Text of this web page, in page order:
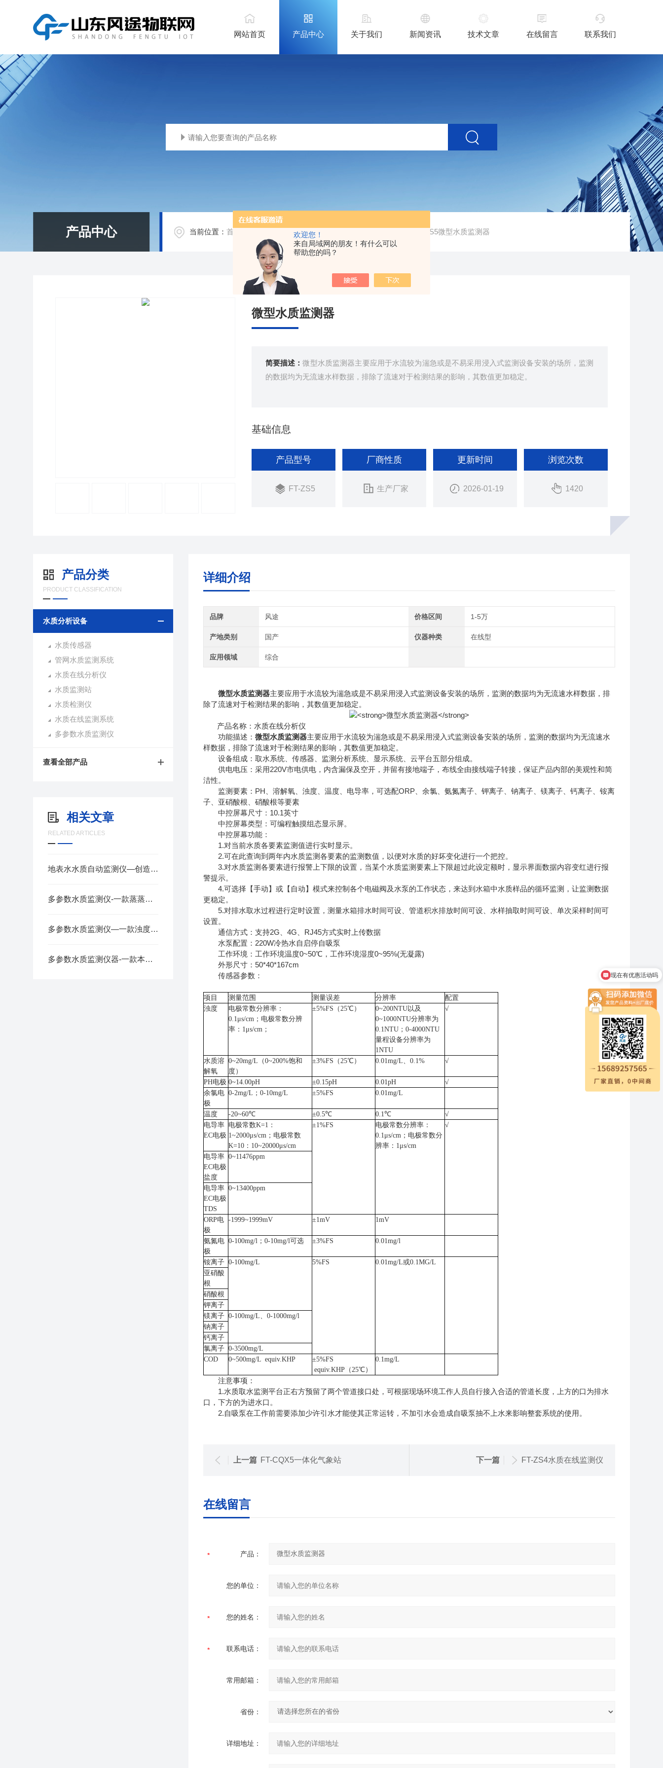
欢迎您！
来自局域网的朋友！有什么可以
帮助您的吗？
网站首页 产品中心 关于我们 新闻资讯 技术文章 在线留言 联系我们
产品中心 当前位置：首页 水质分析设备 / FT-ZS5微型水质监测器
微型水质监测器
简要描述：微型水质监测器主要应用于水流较为湍急或是不易采用浸入式监测设备安装的场所，监测
的数据均为无流速水样数据，排除了流速对于检测结果的影响，其数值更加稳定。
基础信息
产品型号
FT-ZS5
厂商性质
生产厂家
更新时间
2026-01-19
浏览次数
1420
产品分类
PRODUCT CLASSIFICATION
水质分析设备
水质传感器
管网水质监测系统
水质在线分析仪
水质监测站
水质检测仪
水质在线监测系统
多参数水质监测仪
查看全部产品
相关文章
RELATED ARTICLES
地表水水质自动监测仪—创造一个更清洁、更健康的环境@2024顺丰发货
多参数水质监测仪-一款蒸蒸日上的水质在线监测系统@2022已更新
多参数水质监测仪—一款浊度溶解氧PH三参数在线监测仪@2023已更新
多参数水质监测仪器-一款本领高强的水质在线分析仪@风途厂家新发布
详细介绍
品牌 风途 价格区间 1-5万
产地类别 国产 仪器种类 在线型
应用领域 综合
微型水质监测器主要应用于水流较为湍急或是不易采用浸入式监测设备安装的场所，监测的数据均为无流速水样数据，排
除了流速对于检测结果的影响，其数值更加稳定。
产品名称：水质在线分析仪
功能描述： 微型水质监测器主要应用于水流较为湍急或是不易采用浸入式监测设备安装的场所，监测的数据均为无流速水
样数据，排除了流速对于检测结果的影响，其数值更加稳定。
设备组成：取水系统、传感器、监测分析系统、显示系统、云平台五部分组成。
供电电压：采用220V市电供电，内含漏保及空开，并留有接地端子，布线全由接线端子转接，保证产品内部的美观性和简
洁性。
监测要素：PH、溶解氧、浊度、温度、电导率，可选配ORP、余氯、氨氮离子、钾离子、钠离子、镁离子、钙离子、铵离
子、亚硝酸根、硝酸根等要素
中控屏幕尺寸：10.1英寸
中控屏幕类型：可编程触摸组态显示屏。
中控屏幕功能：
1.对当前水质各要素监测值进行实时显示。
2.可在此查询到两年内水质监测各要素的监测数值，以便对水质的好坏变化进行一个把控。
3.对水质监测各要素进行报警上下限的设置，当某个水质监测要素上下限超过此设定额时，显示界面数据内容变红进行报
警提示。
4.可选择【手动】或【自动】模式来控制各个电磁阀及水泵的工作状态，来达到水箱中水质样品的循环监测，让监测数据
更稳定。
5.对排水取水过程进行定时设置，测量水箱排水时间可设、管道积水排放时间可设、水样抽取时间可设、单次采样时间可
设置。
通信方式：支持2G、4G、RJ45方式实时上传数据
水泵配置：220W冷热水自启停自吸泵
工作环境：工作环境温度0~50℃，工作环境湿度0~95%(无凝露)
外形尺寸：50*40*167cm
传感器参数：
项目 测量范围 测量误差 分辨率
配置
浊度
电极常数分辨率：
0.1μs/cm；电极常数分辨
率：1μs/cm；
±5%FS（25℃）
0~200NTU以及
0~1000NTU分辨率为
0.1NTU；0-4000NTU
量程设备分辨率为
1NTU
√
水质溶
解氧
0~20mg/L（0~200%饱和
度）
±3%FS（25℃） 0.01mg/L、0.1% √
PH电极 0~14.00pH ±0.15pH 0.01pH
√
余氯电
极
0-2mg/L；0-10mg/L ±5%FS 0.01mg/L
温度 -20~60℃ ±0.5℃ 0.1℃
√
电导率
EC电极
电极常数K=1：
1~2000μs/cm；电极常数
K=10：10~20000μs/cm
±1%FS
电极常数分辨率：
0.1μs/cm；电极常数分
辨率：1μs/cm
√
电导率
EC电极
盐度
0~11476ppm
电导率
EC电极
TDS
0~13400ppm
ORP电
极
-1999~1999mV ±1mV 1mV
氨氮电
极
0-100mg/l；0-10mg/l可选 ±3%FS 0.01mg/l
铵离子 0-100mg/L 5%FS
0.01mg/L或0.1MG/L
亚硝酸
根
硝酸根
钾离子
镁离子 0-100mg/L、 0-1000mg/l
钠离子
钙离子
氯离子 0-3500mg/L
COD
0~500mg/L equiv.KHP
±5%FS
equiv.KHP（25℃）
0.1mg/L
注意事项：
1.水质取水监测平台正右方预留了两个管道接口处，可根据现场环境工作人员自行接入合适的管道长度，上方的口为排水
口，下方的为进水口。
2.自吸泵在工作前需要添加少许引水才能使其正常运转，不加引水会造成自吸泵抽不上水来影响整套系统的使用。
上一篇 FT-CQX5一体化气象站 下一篇 FT-ZS4水质在线监测仪
在线留言
产品：
您的单位：
您的姓名：
联系电话：
常用邮箱：
省份：
详细地址：
现在有优惠活动吗